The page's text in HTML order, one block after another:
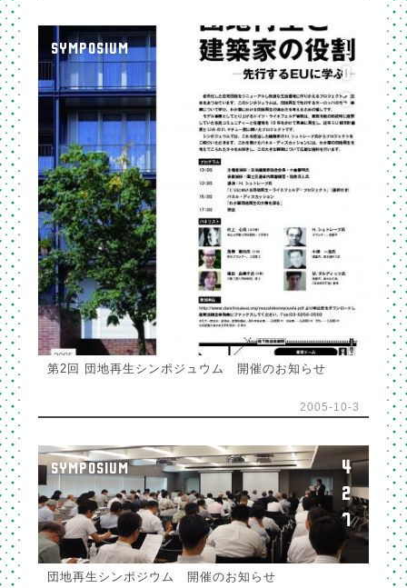
SYMPOSIUM
1
0
3
第2回 団地再生シンポジュウム 開催のお知らせ
2005-10-3
SYMPOSIUM
4
2
7
団地再生シンポジウム 開催のお知らせ